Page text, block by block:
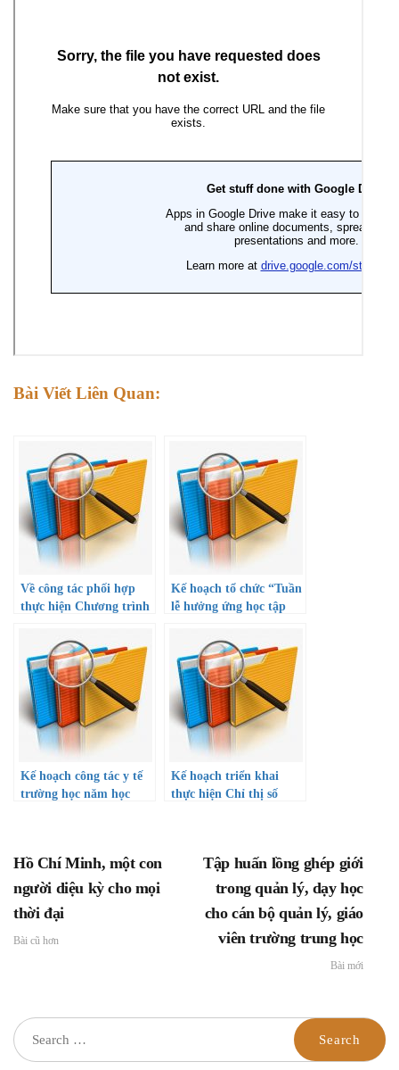
Bài Viết Liên Quan:
Về công tác phối hợp
thực hiện Chương trình
học cho học sinh giỏi
thuộc diện khó khăn và
gia đình chính sách
Thành phố mang tên
Bác
Kế hoạch tổ chức “Tuần
lễ hưởng ứng học tập
Công văn hướng dẫn
triển khai thực hiện
Kế hoạch công tác y tế
trường học năm học
Kế hoạch triển khai
thực hiện Chỉ thị số
về việc tăng cường triển
khai công tác xây dựng
văn hóa học đường
Hồ Chí Minh, một con
người diệu kỳ cho mọi
thời đại
Bài cũ hơn
Tập huấn lồng ghép giới
trong quản lý, dạy học
cho cán bộ quản lý, giáo
viên trường trung học
Bài mới